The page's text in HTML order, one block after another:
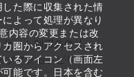
た際に収集された情
よって処理が異なり
内容の変更または改
圏からアクセスされ
るアイコン（画面左
能です。日本を含む
サイト利用条件
ブアクセシビリティ